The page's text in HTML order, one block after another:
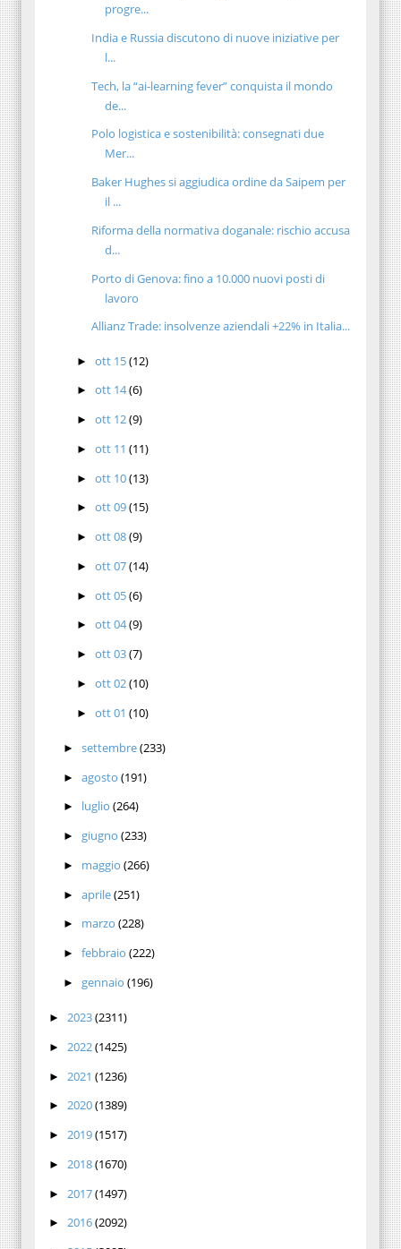
progre...
India e Russia discutono di nuove iniziative per
l...
Tech, la “ai-learning fever” conquista il mondo
de...
Polo logistica e sostenibilità: consegnati due
Mer...
Baker Hughes si aggiudica ordine da Saipem per
il ...
Riforma della normativa doganale: rischio accusa
d...
Porto di Genova: fino a 10.000 nuovi posti di
lavoro
Allianz Trade: insolvenze aziendali +22% in Italia...
►ott 15(12)
►ott 14(6)
►ott 12(9)
►ott 11(11)
►ott 10(13)
►ott 09(15)
►ott 08(9)
►ott 07(14)
►ott 05(6)
►ott 04(9)
►ott 03(7)
►ott 02(10)
►ott 01(10)
► settembre(233)
► agosto (191)
► luglio (264)
► giugno (233)
► maggio (266)
► aprile(251)
► marzo (228)
► febbraio (222)
► gennaio (196)
► 2023(2311)
► 2022(1425)
► 2021 (1236)
► 2020(1389)
► 2019(1517)
► 2018(1670)
► 2017(1497)
► 2016(2092)